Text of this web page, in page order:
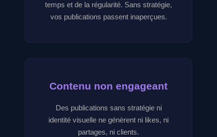
temps et de la régularité. Sans stratégie,
vos publications passent inaperçues.
Contenu non engageant
Des publications sans stratégie ni
identité visuelle ne génèrent ni likes, ni
partages, ni clients.